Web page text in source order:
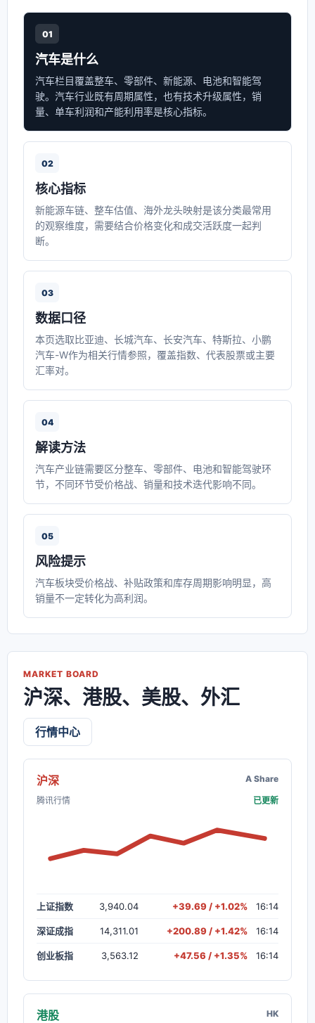
01
汽车是什么
汽车栏目覆盖整车、零部件、新能源、电池和智能驾
驶。汽车行业既有周期属性，也有技术升级属性，销
量、单车利润和产能利用率是核心指标。
02
核心指标
新能源车链、整车估值、海外龙头映射是该分类最常用
的观察维度，需要结合价格变化和成交活跃度一起判
断。
03
数据口径
本页选取比亚迪、长城汽车、长安汽车、特斯拉、小鹏
汽车-W作为相关行情参照，覆盖指数、代表股票或主要
汇率对。
04
解读方法
汽车产业链需要区分整车、零部件、电池和智能驾驶环
节，不同环节受价格战、销量和技术迭代影响不同。
05
风险提示
汽车板块受价格战、补贴政策和库存周期影响明显，高
销量不一定转化为高利润。
MARKET BOARD
沪深、港股、美股、外汇
行情中心
沪深 A Share
腾讯行情 已更新
上证指数 3,940.04 +39.69 / +1.02% 16:14
深证成指 14,311.01 +200.89 / +1.42% 16:14
创业板指 3,563.12 +47.56 / +1.35% 16:14
港股 HK